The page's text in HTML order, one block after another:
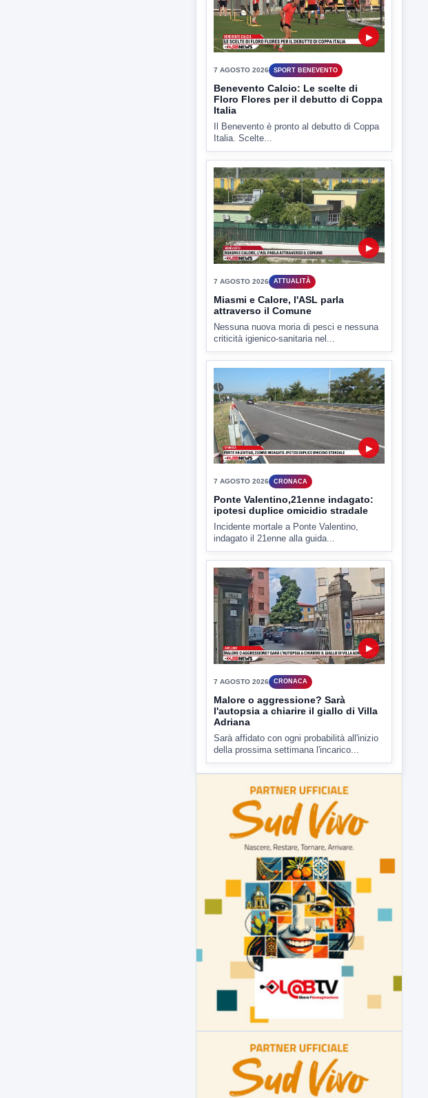
7 AGOSTO 2026 SPORT BENEVENTO
Benevento Calcio: Le scelte di
Floro Flores per il debutto di Coppa
Italia
Il Benevento è pronto al debutto di Coppa
Italia. Scelte...
Miasmi e Calore, l'ASL parla
attraverso il Comune
Nessuna nuova moria di pesci e nessuna
criticità igienico-sanitaria nel...
▶
Ponte Valentino,21enne indagato:
ipotesi duplice omicidio stradale
Incidente mortale a Ponte Valentino,
indagato il 21enne alla guida...
7 AGOSTO 2026
Malore o aggressione? Sarà
l'autopsia a chiarire il giallo di Villa
Adriana
Sarà affidato con ogni probabilità all'inizio
della prossima settimana l'incarico...